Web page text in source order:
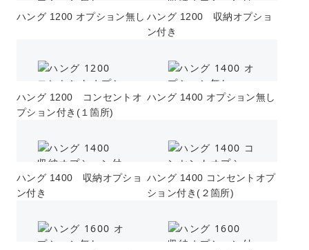
ハング 1200 オプション無し ハング 1200 収納オプショ
ン付き
ハング 1200 コンセントオ
プション付き(１箇所)
ハング 1400 オプション無し
ハング 1400 収納オプショ
ン付き
ハング 1400 コンセントオプ
ション付き(２箇所)